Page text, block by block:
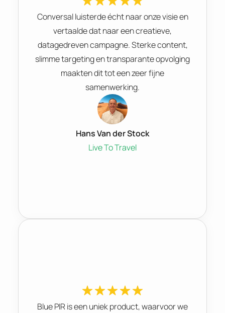
Conversal luisterde écht naar onze visie en
vertaalde dat naar een creatieve,
datagedreven campagne. Sterke content,
slimme targeting en transparante opvolging
maakten dit tot een zeer fijne
samenwerking.
Hans Van der Stock
Live To Travel
Blue PIR is een uniek product, waarvoor we